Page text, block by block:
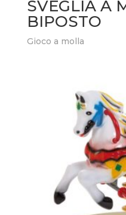
SVEGLIA A
BIPOSTO
Gioco a molla